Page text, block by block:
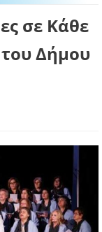
σε Κάθε
Δήμου